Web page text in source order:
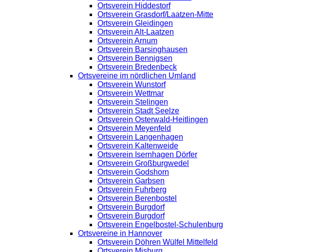
Ortsverein Hiddestorf
Ortsverein Grasdorf/Laatzen-Mitte
Ortsverein Gleidingen
Ortsverein Alt-Laatzen
Ortsverein Arnum
Ortsverein Barsinghausen
Ortsverein Bennigsen
Ortsverein Bredenbeck
Ortsvereine im nördlichen Umland
Ortsverein Wunstorf
Ortsverein Wettmar
Ortsverein Stelingen
Ortsverein Stadt Seelze
Ortsverein Osterwald-Heitlingen
Ortsverein Meyenfeld
Ortsverein Langenhagen
Ortsverein Kaltenweide
Ortsverein Isernhagen Dörfer
Ortsverein Großburgwedel
Ortsverein Godshorn
Ortsverein Garbsen
Ortsverein Fuhrberg
Ortsverein Berenbostel
Ortsverein Burgdorf
Ortsverein Burgdorf
Ortsverein Engelbostel-Schulenburg
Ortsvereine in Hannover
Ortsverein Döhren Wülfel Mittelfeld